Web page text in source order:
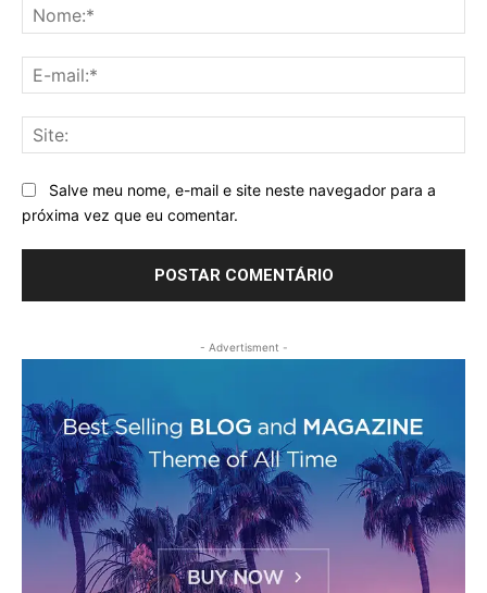
Salve meu nome, e-mail e site neste navegador para a
próxima vez que eu comentar.
- Advertisment -